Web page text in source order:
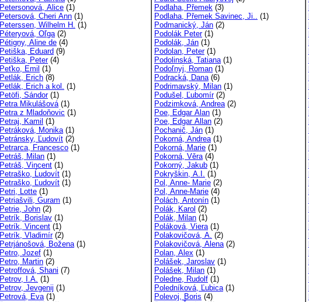
Petersonová, Alice (1)
Petersová, Cheri Ann (1)
Peterssen, Wilhelm H. (1)
Péteryová, Oľga(2)
Pétigny, Aline de (4)
Petiška, Eduard (9)
Petiška, Peter(4)
Peťko, Emil (1)
Petlák, Erich (8)
Petlák, Erich a kol. (1)
Petöfi, Sándor(1)
Petra Mikulášová(1)
Petra z Mladoňovic (1)
Petraj, Kamil (1)
Petráková, Monika(1)
Petránsky, Ľudovít (2)
Petrarca, Francesco (1)
Petráš, Milan (1)
Petráš, Vincent (1)
Petraško, Ĺudovít (1)
Petraško, Ľudovít (1)
Petri, Lotte (1)
Petriašvili, Guram (1)
Petrie, John (2)
Petrík, Borislav (1)
Petrík, Vincent (1)
Petrík, Vladimír(2)
Petrjánošová, Božena(1)
Petro, Jozef (1)
Petro, Martin (2)
Petroffová, Shani (7)
Petrov, I.A. (1)
Petrov, Jevgenij (1)
Petrová, Eva(1)
Podlaha, Přemek (3)
Podlaha, Přemek Savinec, Ji.. (1)
Podmanický, Ján (2)
Podolák Peter(1)
Podolák, Ján (1)
Podolan, Peter(1)
Podolinská, Tatiana(1)
Podoľnyj, Roman (1)
Podracká, Dana(6)
Podrimavský, Milan (1)
Podušel, Ľubomír(2)
Podzimková, Andrea(2)
Poe, Edgar Alan (1)
Poe, Edgar Allan (2)
Pochanič, Ján (1)
Pokorná, Andrea(1)
Pokorná, Marie (1)
Pokorná, Věra(4)
Pokorný, Jakub (1)
Pokryškin, A.I. (1)
Pol, Anne- Marie (2)
Pol, Anne-Marie (4)
Polách, Antonín (1)
Polák, Karol (2)
Polák, Milan (1)
Poláková, Viera(1)
Polakovičová, A. (2)
Polakovičová, Alena(2)
Polan, Alex (1)
Polášek, Jaroslav (1)
Polášek, Milan (1)
Poledne, Rudolf (1)
Poledníková, Ľubica(1)
Polevoj, Boris (4)